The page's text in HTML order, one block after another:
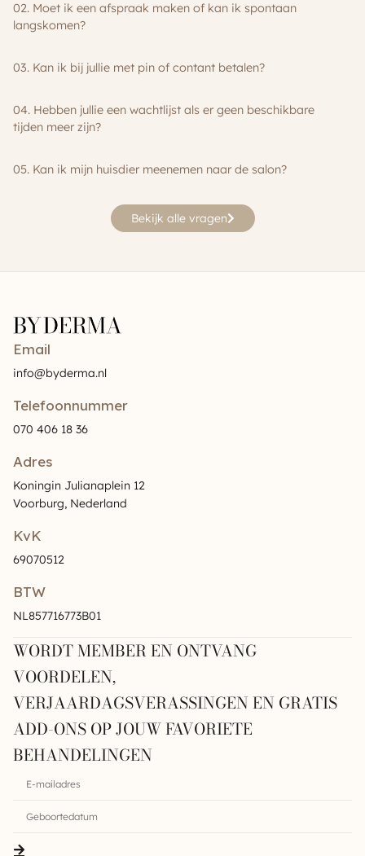
02. Moet ik een afspraak maken of kan ik spontaan
langskomen?
03. Kan ik bij jullie met pin of contant betalen?
04. Hebben jullie een wachtlijst als er geen beschikbare
tijden meer zijn?
05. Kan ik mijn huisdier meenemen naar de salon?
Bekijk alle vragen
Email
info@byderma.nl
Telefoonnummer
070 406 18 36
Adres
Koningin Julianaplein 12
Voorburg, Nederland
KvK
69070512
BTW
NL857716773B01
WORDT MEMBER EN ONTVANG
VOORDELEN,
VERJAARDAGSVERASSINGEN EN GRATIS
ADD-ONS OP JOUW FAVORIETE
BEHANDELINGEN